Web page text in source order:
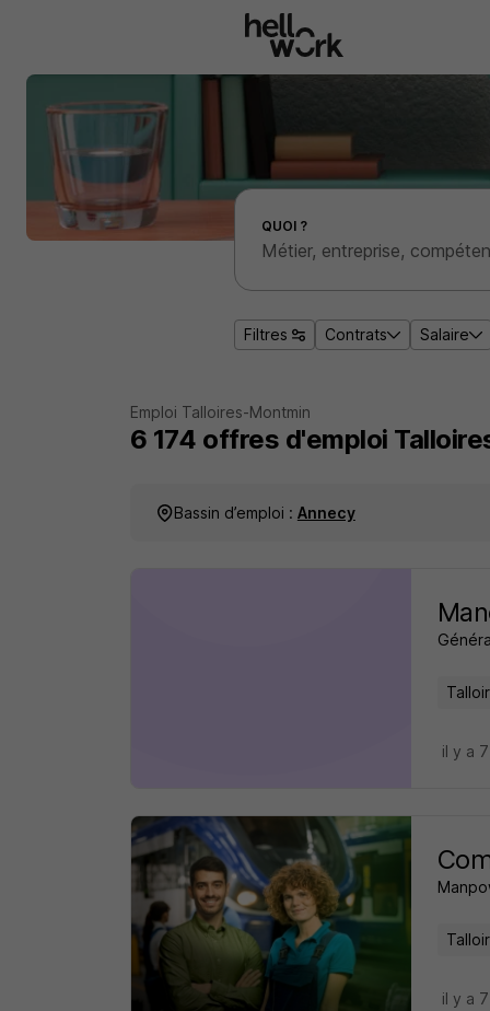
Effectuer une recherche d'emploi par localité
QUOI ?
Filtres Contrats Salaire
Emploi Talloires-Montmin
6 174 offres d'emploi
Bassin d’emploi : Annecy
il y a
il y a